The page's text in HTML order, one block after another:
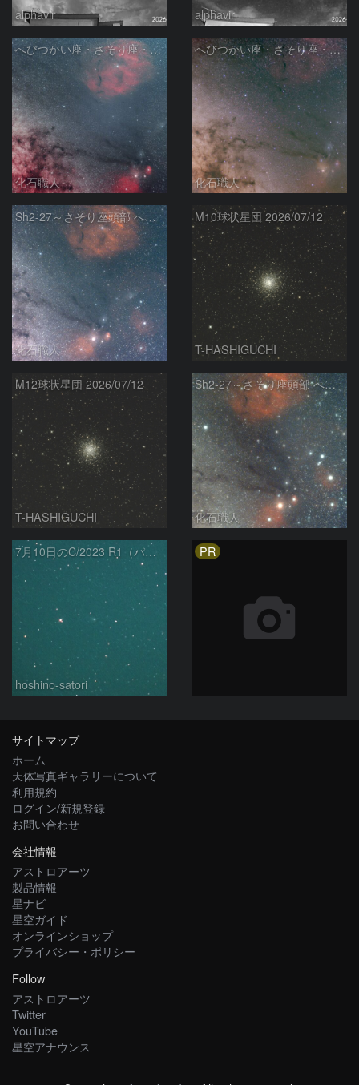
alphavir alphavir
へびつかい座・さそり座・いて座と天の川
化石職人
へびつかい座・さそり座・いて座と天の川
化石職人
Sh2-27～さそり座頭部 へびつかい座 さそり座
化石職人
M10球状星団 2026/07/12
T-HASHIGUCHI
M12球状星団 2026/07/12
T-HASHIGUCHI
Sh2-27～さそり座頭部 へびつかい座 さそり座
化石職人
7月10日のC/2023 R1（パンスターズ彗星）
hoshino-satori
PR
サイトマップ
ホーム
天体写真ギャラリーについて
利用規約
ログイン/新規登録
お問い合わせ
会社情報
アストロアーツ
製品情報
星ナビ
星空ガイド
オンラインショップ
プライバシー・ポリシー
Follow
アストロアーツ
Twitter
YouTube
星空アナウンス